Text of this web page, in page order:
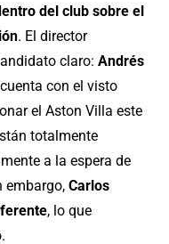
del club sobre el
. El director
claro: Andrés
con el visto
el Aston Villa este
totalmente
a la espera de
embargo, Carlos
, lo que